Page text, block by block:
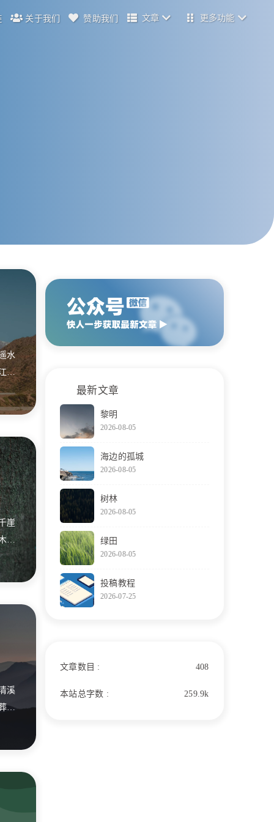
关于我们 赞助我们 文章 更多功能
水
南
消
崖
尚
草
溪
我
最新文章
黎明
2026-08-05
海边的孤城
2026-08-05
树林
2026-08-05
绿田
2026-08-05
投稿教程
2026-07-25
文章数目 : 408
本站总字数 : 259.9k